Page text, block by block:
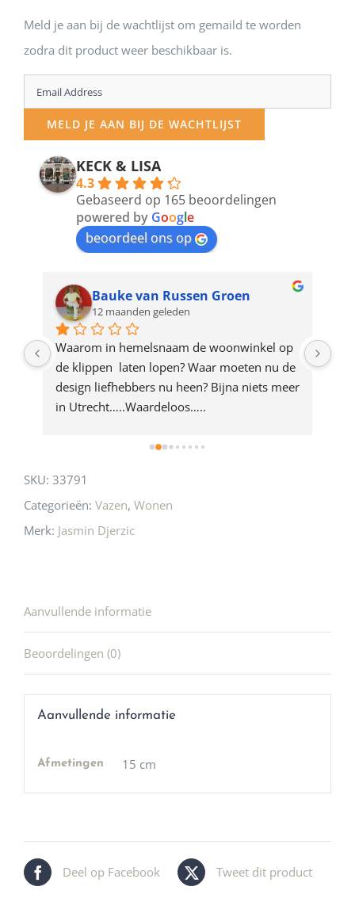
Meld je aan bij de wachtlijst om gemaild te worden
zodra dit product weer beschikbaar is.
Enter
your
email
address
product
MELD JE AAN BIJ DE WACHTLIJST
KECK & LISA
4.3
Gebaseerd op 165 beoordelingen
powered by Google
beoordeel ons op
Bauke van Russen Groen
12 maanden geleden
Waarom in hemelsnaam de woonwinkel op
de klippen  laten lopen? Waar moeten nu de
design liefhebbers nu heen? Bijna niets meer
in Utrecht…..Waardeloos…..
SKU: 33791
Categorieën: Vazen, Wonen
Merk: Jasmin Djerzic
Aanvullende informatie
Beoordelingen (0)
Aanvullende informatie
Afmetingen 15 cm
Deel op Facebook Tweet dit product